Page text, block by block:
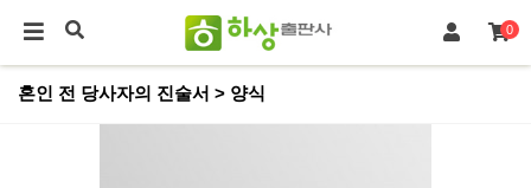
0
혼인 전 당사자의 진술서 > 양식